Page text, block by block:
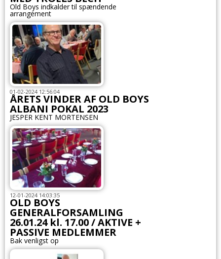
Old Boys indkalder til spændende
arrangement
01-02-2024 12:56:04
ÅRETS VINDER AF OLD BOYS
ALBANI POKAL 2023
JESPER KENT MORTENSEN
12-01-2024 14:03:35
OLD BOYS
GENERALFORSAMLING
26.01.24 kl. 17.00 / AKTIVE +
PASSIVE MEDLEMMER
Bak venligst op